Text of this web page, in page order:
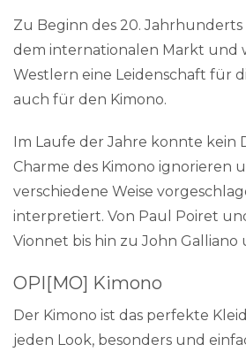
Zu Beginn des 20.
dem internationalen Markt und
Westlern eine Leidenschaft für
auch für den Kimono.
Im Laufe der Jahre konnte kein
Charme des Kimono ignorieren
verschiedene Weise
interpretiert. Von Paul Poiret
Vionnet bis hin zu John Galliano
OPI[MO] Kimono
Der Kimono ist das perfekte
jeden Look, besonders und